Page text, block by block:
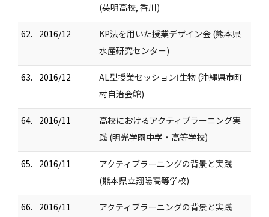
(英明高校, 香川)
62. 2016/12
KP法を用いた授業デザイン会 (熊本県
水産研究センター)
63. 2016/12
AL型授業セッションⅠ生物 (沖縄県市町
村自治会館)
64. 2016/11
高校におけるアクティブラーニング実
践 (明光学園中学・高等学校)
65. 2016/11
アクティブラーニングの背景と実践
(熊本県立翔陽高等学校)
66. 2016/11
アクティブラーニングの背景と実践